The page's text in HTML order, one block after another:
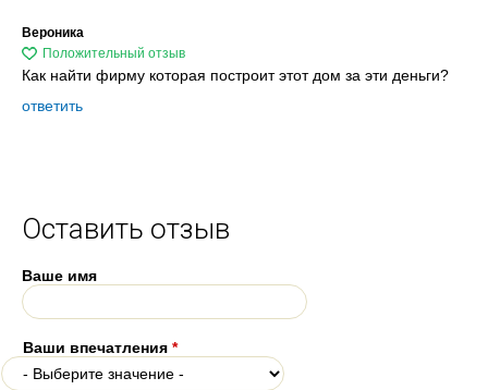
Вероника
Как найти фирму которая построит этот дом за эти деньги?
ответить
Оставить отзыв
Ваше имя
Ваши впечатления *